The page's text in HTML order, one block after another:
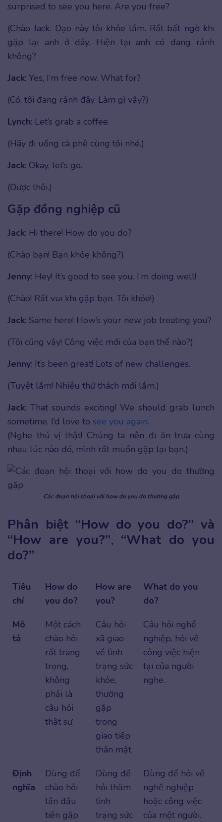
surprised to see you here. Are you free?
(Chào Jack. Dạo này tôi khỏe lắm. Rất bất ngờ khi
gặp lại anh ở đây. Hiện tại anh có đang rảnh
không?
Jack: Yes, I’m free now. What for?
(Có, tôi đang rảnh đây. Làm gì vậy?)
Lynch: Let’s grab a coffee.
(Hãy đi uống cà phê cùng tôi nhé.)
Jack: Okay, let’s go.
(Được thôi.)
Gặp đồng nghiệp cũ
Jack: Hi there! How do you do?
(Chào bạn! Bạn khỏe không?)
Jenny: Hey! It’s good to see you. I’m doing well!
(Chào! Rất vui khi gặp bạn. Tôi khỏe!)
Jack: Same here! How’s your new job treating you?
(Tôi cũng vậy! Công việc mới của bạn thế nào?)
Jenny: It’s been great! Lots of new challenges.
(Tuyệt lắm! Nhiều thử thách mới lắm.)
Jack: That sounds exciting! We should grab lunch
sometime, I’d love to see you again.
(Nghe thú vị thật! Chúng ta nên đi ăn trưa cùng
nhau lúc nào đó, mình rất muốn gặp lại bạn.)
Các đoạn hội thoại với how do you do thường gặp
Phân biệt “How do you do?” và
“How are you?”, “What do you
do?”
Tiêu
chí
How do
you do?
How are
you?
What do you
do?
Mô
tả
Một cách
chào hỏi
rất trang
trọng,
không
phải là
câu hỏi
thật sự.
Câu hỏi
xã giao
về tình
trạng sức
khỏe,
thường
gặp
trong
giao tiếp
thân mật.
Câu hỏi nghề
nghiệp, hỏi về
công việc hiện
tại của người
nghe.
Định
nghĩa
Dùng để
chào hỏi
lần đầu
tiên gặp
Dùng để
hỏi thăm
tình
trạng sức
Dùng để hỏi về
nghề nghiệp
hoặc công việc
của một người.